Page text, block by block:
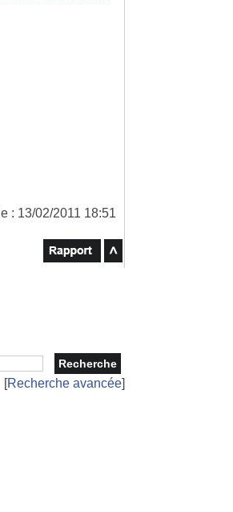
: 13/02/2011 18:51
[Recherche avancée]